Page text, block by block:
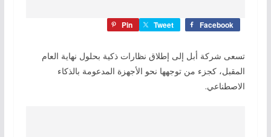
Facebook
Tweet
Pin
تسعى شركة أبل إلى إطلاق نظارات ذكية بحلول نهاية العام
المقبل، كجزء من توجهها نحو الأجهزة المدعومة بالذكاء
الاصطناعي.